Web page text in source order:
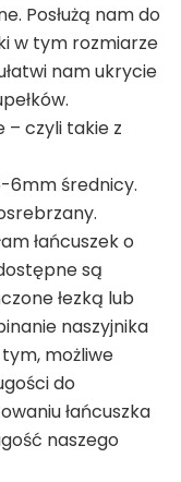
Posłużą nam do
w tym rozmiarze
nam ukrycie
– czyli takie z
6mm średnicy.
łańcuszek o
są
łezką lub
naszyjnika
możliwe
do
łańcuszka
naszego